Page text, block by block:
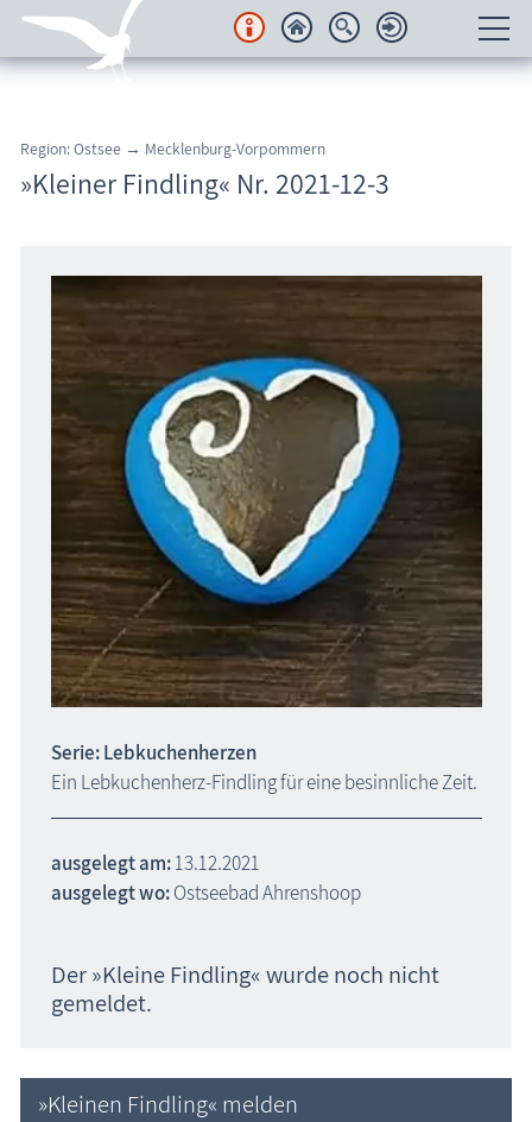
Regionales
Karten
Freizeit
Wissenswertes
Veranstaltungen
Blog
Region: Ostsee → Mecklenburg-Vorpommern
»Kleiner Findling« Nr. 2021-12-3
Serie: Lebkuchenherzen
Ein Lebkuchenherz-Findling für eine besinnliche Zeit.
ausgelegt am:13.12.2021
ausgelegt wo:Ostseebad Ahrenshoop
Der »Kleine Findling« wurde noch nicht
gemeldet.
»Kleinen Findling« melden